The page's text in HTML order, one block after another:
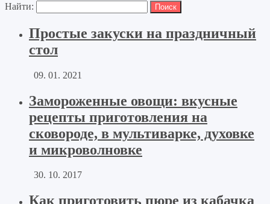
Найти:
Простые закуски на праздничный
стол
09. 01. 2021
Замороженные овощи: вкусные
рецепты приготовления на
сковороде, в мультиварке, духовке
и микроволновке
30. 10. 2017
Как приготовить пюре из кабачка